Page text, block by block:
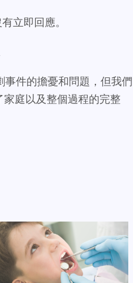
立即回應。
事件的擔憂和問題，但我們
庭以及整個過程的完整